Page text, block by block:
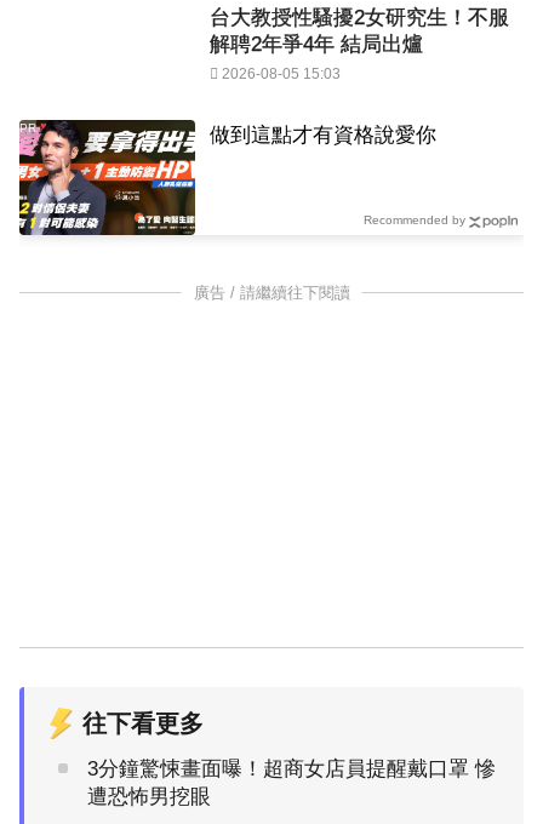
台大教授性騷擾2女研究生！不服
解聘2年爭4年 結局出爐
2026-08-05 15:03
做到這點才有資格說愛你
PR
Recommended by
廣告 / 請繼續往下閱讀
往下看更多
3分鐘驚悚畫面曝！超商女店員提醒戴口罩 慘
遭恐怖男挖眼